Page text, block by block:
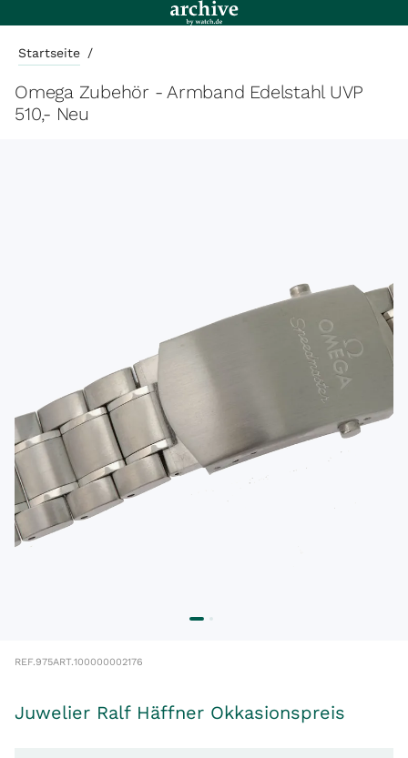
Startseite /
Omega Zubehör - Armband Edelstahl UVP
510,- Neu
REF.975ART.100000002176
Juwelier Ralf Häffner Okkasionspreis